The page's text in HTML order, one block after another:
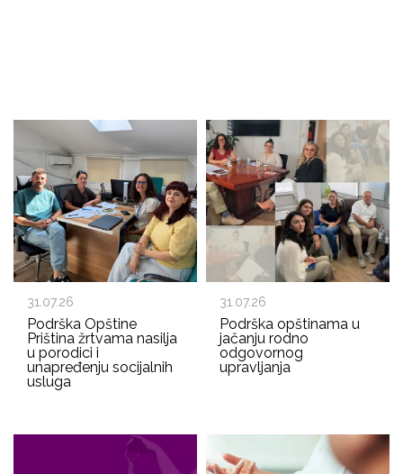
31.07.26
Podrška Opštine
Priština žrtvama nasilja
u porodici i
unapređenju socijalnih
usluga
31.07.26
Podrška opštinama u
jačanju rodno
odgovornog
upravljanja